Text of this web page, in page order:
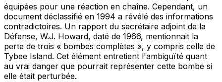
équipées pour une réaction en chaîne. Cependant, un
document déclassifié en 1994 a révélé des informations
contradictoires. Un rapport du secrétaire adjoint de la
Défense, W.J. Howard, daté de 1966, mentionnait la
perte de trois « bombes complètes », y compris celle de
Tybee Island. Cet élément entretient l'ambiguïté quant
au vrai danger que pourrait représenter cette bombe si
elle était perturbée.